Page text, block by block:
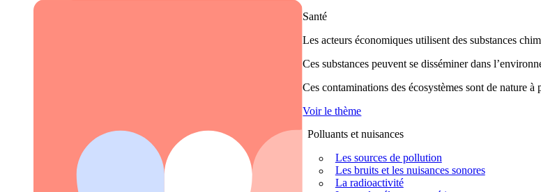
Santé
Les acteurs économiques utilisent des substances
Ces substances peuvent se disséminer dans
Ces contaminations des écosystèmes sont de nature
Voir le thème
Polluants et nuisances
Les sources de pollution
Les bruits et les nuisances sonores
La radioactivité